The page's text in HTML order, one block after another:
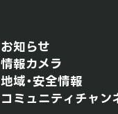
お知らせ
情報カメラ
地域・安全情報
コミュニティチャン